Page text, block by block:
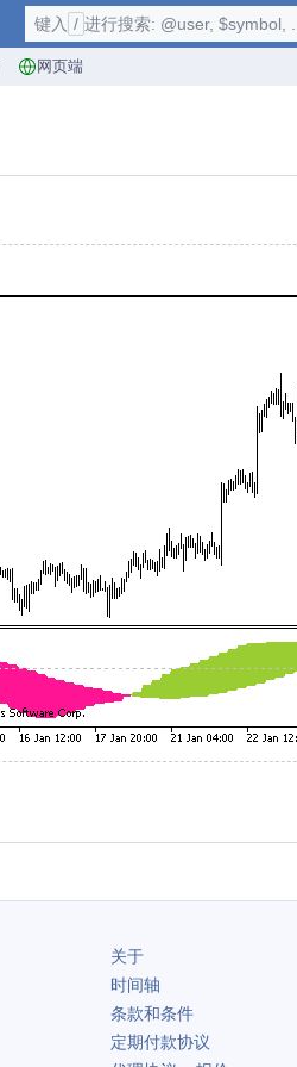
网页端
键入 / 进行搜索: @user, $symbol, ...
关于
时间轴
条款和条件
定期付款协议